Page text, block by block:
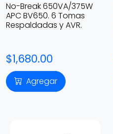
No-Break 650VA/375W
APC BV650. 6 Tomas
Respaldadas y AVR.
$1,680.00
Agregar